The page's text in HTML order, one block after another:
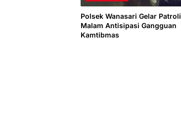
Polsek Wanasari Gelar Patroli
Malam Antisipasi Gangguan
Kamtibmas